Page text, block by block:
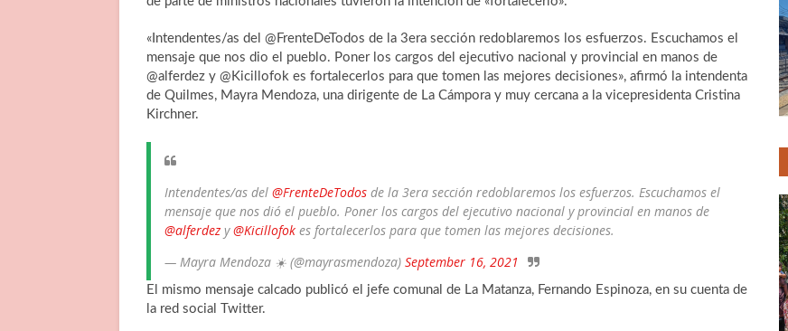
«Intendentes/as del @FrenteDeTodos de la 3era sección redoblaremos los esfuerzos. Escuchamos el
mensaje que nos dio el pueblo. Poner los cargos del ejecutivo nacional y provincial en manos de
@alferdez y @Kicillofok es fortalecerlos para que tomen las mejores decisiones», afirmó la intendenta
de Quilmes, Mayra Mendoza, una dirigente de La Cámpora y muy cercana a la vicepresidenta Cristina
Kirchner.
Intendentes/as del @FrenteDeTodos de la 3era sección redoblaremos los esfuerzos. Escuchamos el
mensaje que nos dió el pueblo. Poner los cargos del ejecutivo nacional y provincial en manos de
@alferdez y@Kicillofok es fortalecerlos para que tomen las mejores decisiones.
— Mayra Mendoza ☀️ (@mayrasmendoza) September 16, 2021
El mismo mensaje calcado publicó el jefe comunal de La Matanza, Fernando Espinoza, en su cuenta de
la red social Twitter.